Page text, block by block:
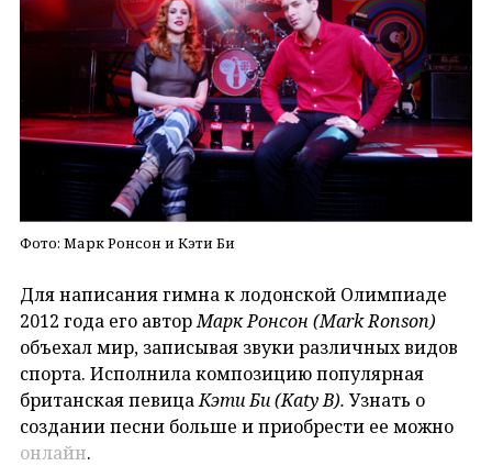
Фото: Марк Ронсон и Кэти Би
Для написания гимна к лодонской Олимпиаде
2012 года его автор Марк Ронсон (MarkRonson)
объехал мир, записывая звуки различных видов
спорта. Исполнила композицию популярная
британская певица Кэти Би (Katy B). Узнать о
создании песни больше и приобрести ее можно
онлайн.